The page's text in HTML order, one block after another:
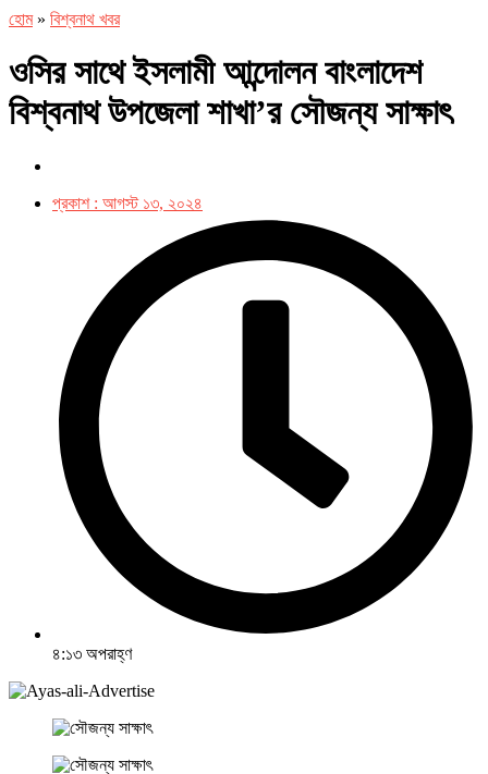
হোম» বিশ্বনাথ খবর
ওসির সাথে ইসলামী আন্দোলন বাংলাদেশ
বিশ্বনাথ উপজেলা শাখা’র সৌজন্য সাক্ষাৎ
প্রকাশ : আগস্ট ১৩, ২০২৪
৪:১৩ অপরাহ্ণ